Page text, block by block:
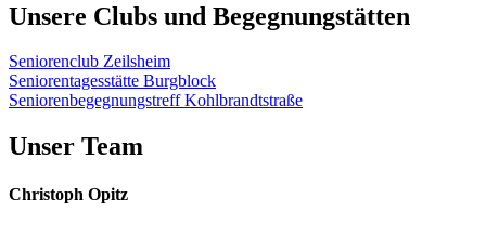
Unsere Clubs und Begegnungstätten
Seniorenclub Zeilsheim
Seniorentagesstätte Burgblock
Seniorenbegegnungstreff Kohlbrandtstraße
Unser Team
Christoph Opitz